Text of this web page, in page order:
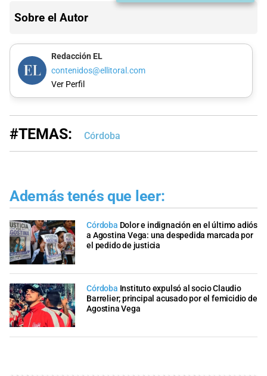
Sobre el Autor
Redacción EL
contenidos@ellitoral.com
Ver Perfil
#TEMAS: Córdoba
Además tenés que leer:
Córdoba Dolor e indignación en el último adiós
a Agostina Vega: una despedida marcada por
el pedido de justicia
Córdoba Instituto expulsó al socio Claudio
Barrelier; principal acusado por el femicidio de
Agostina Vega